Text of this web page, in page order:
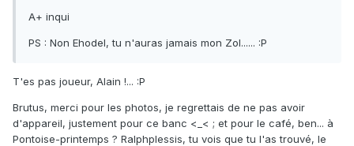
A+ inqui
PS : Non Ehodel, tu n'auras jamais mon Zol...... :P
T'es pas joueur, Alain !... :P
Brutus, merci pour les photos, je regrettais de ne pas avoir
d'appareil, justement pour ce banc <_< ; et pour le café, ben... à
Pontoise-printemps ? Ralphplessis, tu vois que tu l'as trouvé, le